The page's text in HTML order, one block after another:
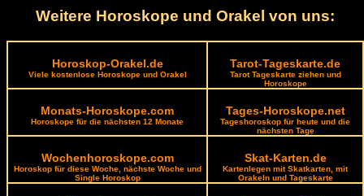
Weitere Horoskope und Orakel von uns:
Horoskop-Orakel.de
Viele kostenlose Horoskope und Orakel
Tarot-Tageskarte.de
Tarot Tageskarte ziehen und
Horoskope
Monats-Horoskope.com
Horoskope für die nächsten 12 Monate
Tages-Horoskope.net
Tageshoroskop für heute und die
nächsten Tage
Wochenhoroskope.com
Horoskop für diese Woche, nächste Woche und
Single Horoskop
Skat-Karten.de
Kartenlegen mit Skatkarten, mit
Orakeln und Tageskarte